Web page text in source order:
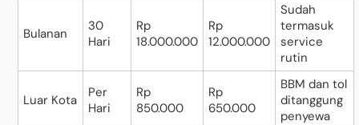
Bulanan
30
Hari
Rp
18.000.000
Rp
12.000.000
Sudah
termasuk
service
rutin
Luar Kota
Per
Hari
Rp
850.000
Rp
650.000
BBM dan tol
ditanggung
penyewa